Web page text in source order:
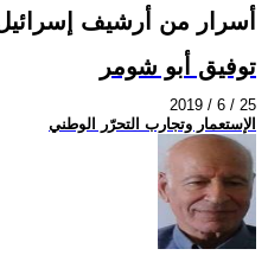
أسرار من أرشيف إسرائيل 4-
توفيق أبو شومر
2019 / 6 / 25
الإستعمار وتجارب التحرّر الوطني